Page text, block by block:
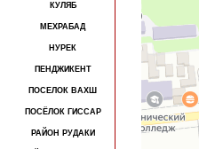
КУЛЯБ
МЕХРАБАД
НУРЕК
ПЕНДЖИКЕНТ
ПОСЕЛОК ВАХШ
ПОСЁЛОК ГИССАР
РАЙОН РУДАКИ